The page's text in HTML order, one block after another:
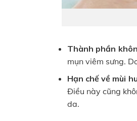
Thành phần
mụn viêm sưng.
Hạn chế về mùi
Điều này cũng
da.